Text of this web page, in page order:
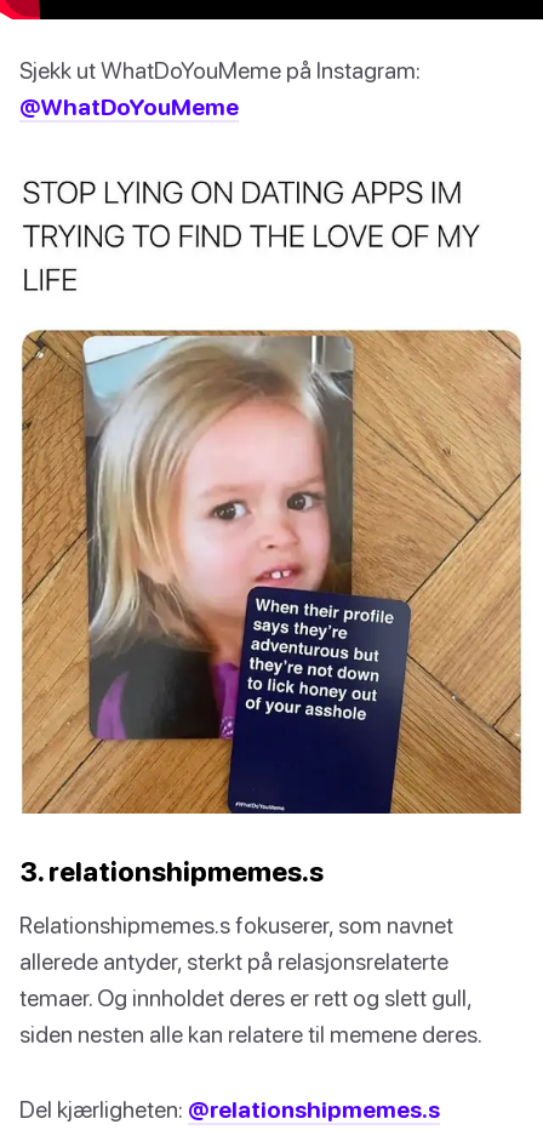
Sjekk ut WhatDoYouMeme på Instagram:
@WhatDoYouMeme
3. relationshipmemes.s
Relationshipmemes.s fokuserer, som navnet
allerede antyder, sterkt på relasjonsrelaterte
temaer. Og innholdet deres er rett og slett gull,
siden nesten alle kan relatere til memene deres.
Del kjærligheten: @relationshipmemes.s